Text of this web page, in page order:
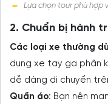
Lựa chọn tour phù hợp
2. Chuẩn bị hành
Các loại xe thường
dụng xe tay ga phân
dễ dàng di chuyển
Quần áo: Bạn nên